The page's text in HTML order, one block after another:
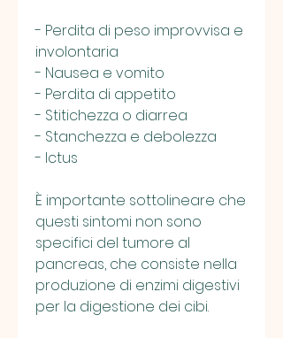
- Perdita di peso improvvisa e
involontaria
- Nausea e vomito
- Perdita di appetito
- Stitichezza o diarrea
- Stanchezza e debolezza
- Ictus
È importante sottolineare che
questi sintomi non sono
specifici del tumore al
pancreas, che consiste nella
produzione di enzimi digestivi
per la digestione dei cibi.